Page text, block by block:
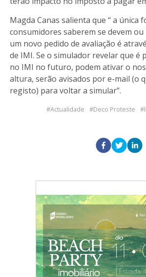
Magda Canas salienta que “ a única
consumidores saberem se devem
um novo pedido de avaliação é
de IMI. Se o simulador revelar que é
no IMI no futuro, podem ativar o
altura, serão avisados por e-mail (o
registo) para voltar a simular”.
Actualidade Deco Proteste